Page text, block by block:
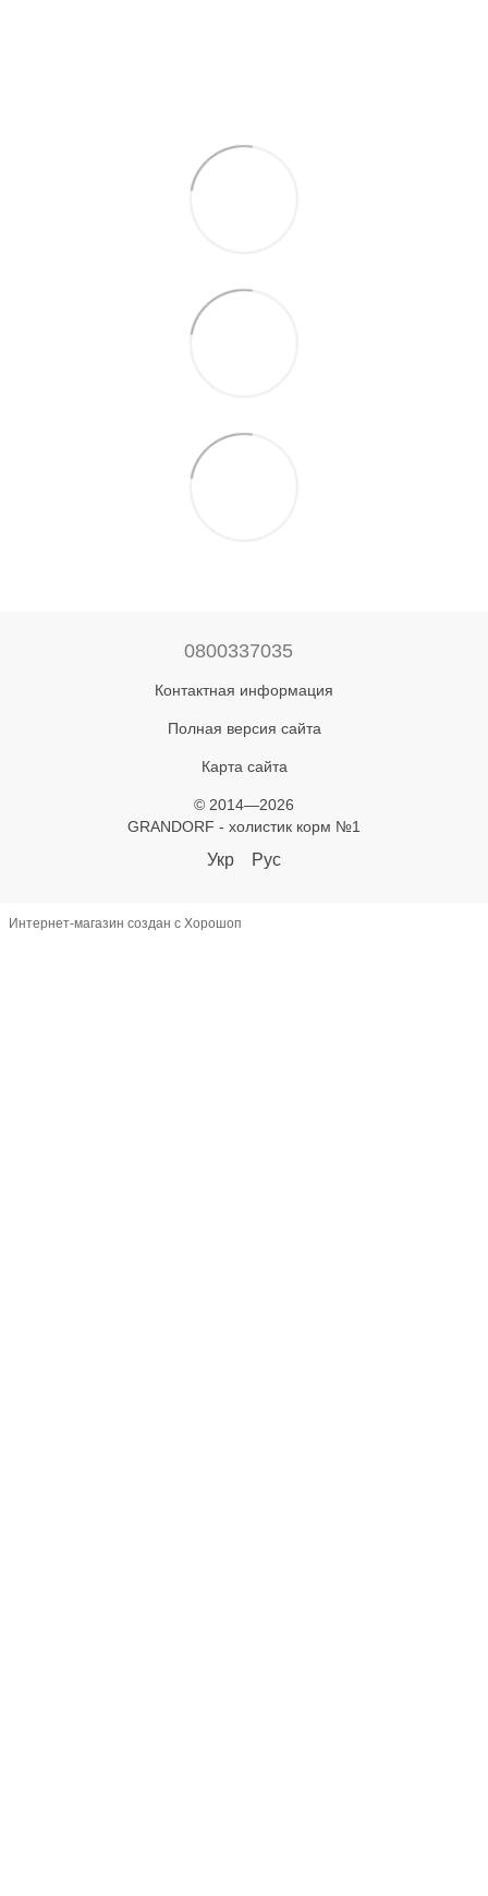
0800337035
Контактная информация
Полная версия сайта
Карта сайта
© 2014—2026
GRANDORF - холистик корм №1
Укр Рус
Интернет-магазин создан с Хорошоп